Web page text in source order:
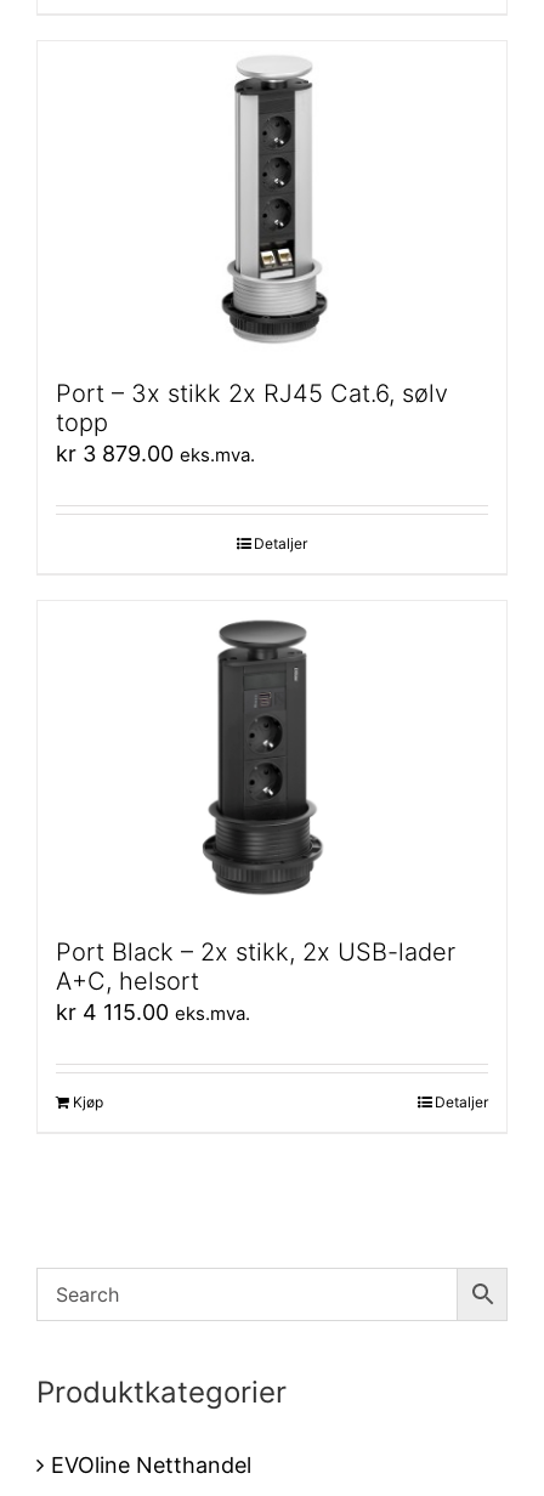
Port – 3x stikk 2x RJ45 Cat.6, sølv
topp
kr 3 879.00 eks.mva.
Detaljer
Port Black – 2x stikk, 2x USB-lader
A+C, helsort
kr 4 115.00 eks.mva.
Kjøp Detaljer
Produktkategorier
EVOline Netthandel